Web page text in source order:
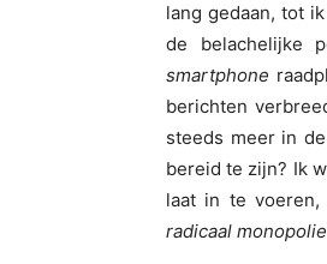
lang gedaan, tot
de belachelijke
smartphone
berichten
steeds meer in
bereid te zijn? Ik
laat in te
radicaal monopolie